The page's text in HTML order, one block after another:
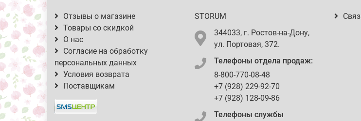
Отзывы о магазине
Товары со скидкой
О нас
Согласие на обработку
персональных данных
Условия возврата
Поставщикам
STORUM
344033, г. Ростов-на-Дону,
ул. Портовая, 372.
Телефоны отдела продаж:
8-800-770-08-48
+7 (928) 229-92-70
+7 (928) 128-09-86
Телефоны службы